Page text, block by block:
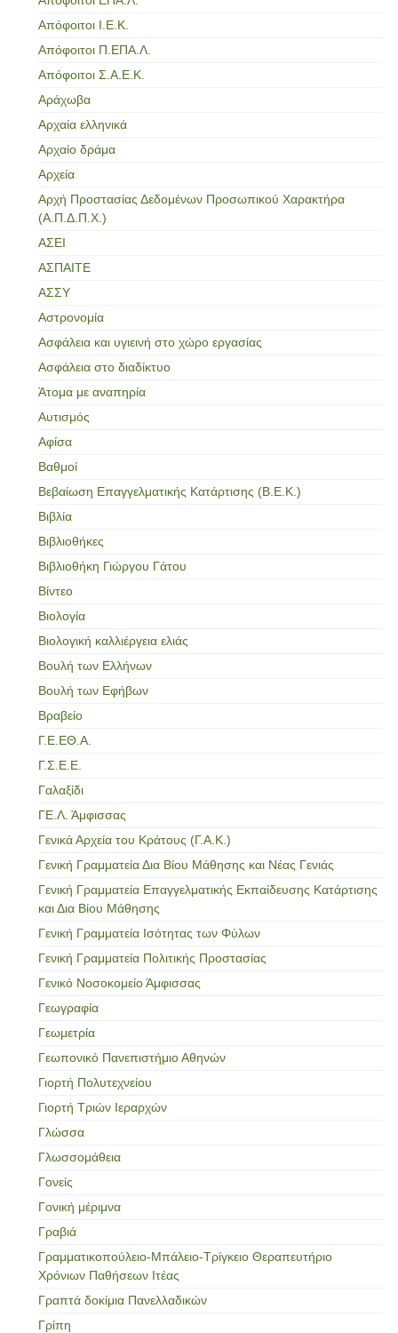
Απόφοιτοι Ι.Ε.Κ.
Απόφοιτοι Π.ΕΠΑ.Λ.
Απόφοιτοι Σ.Α.Ε.Κ.
Αράχωβα
Αρχαία ελληνικά
Αρχαίο δράμα
Αρχεία
Αρχή Προστασίας Δεδομένων Προσωπικού Χαρακτήρα
(Α.Π.Δ.Π.Χ.)
ΑΣΕΙ
ΑΣΠΑΙΤΕ
ΑΣΣΥ
Αστρονομία
Ασφάλεια και υγιεινή στο χώρο εργασίας
Ασφάλεια στο διαδίκτυο
Άτομα με αναπηρία
Αυτισμός
Αφίσα
Βαθμοί
Βεβαίωση Επαγγελματικής Κατάρτισης (Β.Ε.Κ.)
Βιβλία
Βιβλιοθήκες
Βιβλιοθήκη Γιώργου Γάτου
Βίντεο
Βιολογία
Βιολογική καλλιέργεια ελιάς
Βουλή των Ελλήνων
Βουλή των Εφήβων
Βραβείο
Γ.Ε.ΕΘ.Α.
Γ.Σ.Ε.Ε.
Γαλαξίδι
ΓΕ.Λ. Άμφισσας
Γενικά Αρχεία του Κράτους (Γ.Α.Κ.)
Γενική Γραμματεία Δια Βίου Μάθησης και Νέας Γενιάς
Γενική Γραμματεία Επαγγελματικής Εκπαίδευσης Κατάρτισης
και Δια Βίου Μάθησης
Γενική Γραμματεία Ισότητας των Φύλων
Γενική Γραμματεία Πολιτικής Προστασίας
Γενικό Νοσοκομείο Άμφισσας
Γεωγραφία
Γεωμετρία
Γεωπονικό Πανεπιστήμιο Αθηνών
Γιορτή Πολυτεχνείου
Γιορτή Τριών Ιεραρχών
Γλώσσα
Γλωσσομάθεια
Γονείς
Γονική μέριμνα
Γραβιά
Γραμματικοπούλειο-Μπάλειο-Τρίγκειο Θεραπευτήριο
Χρόνιων Παθήσεων Ιτέας
Γραπτά δοκίμια Πανελλαδικών
Γρίπη